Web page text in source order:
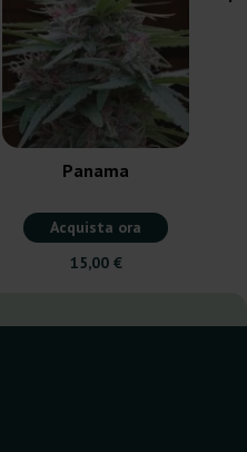
Panama
Acquista ora
15,00 €